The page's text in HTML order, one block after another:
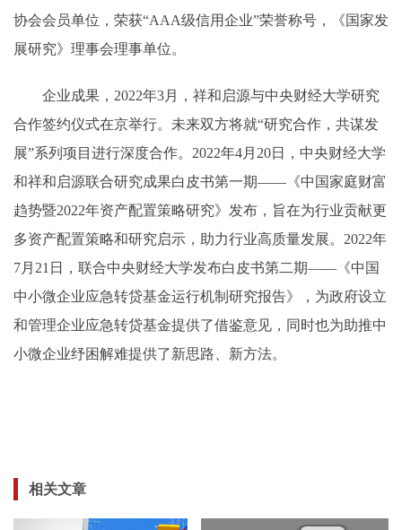
协会会员单位，荣获“AAA级信用企业”荣誉称号，《国家发
展研究》理事会理事单位。
企业成果，2022年3月，祥和启源与中央财经大学研究
合作签约仪式在京举行。未来双方将就“研究合作，共谋发
展”系列项目进行深度合作。2022年4月20日，中央财经大学
和祥和启源联合研究成果白皮书第一期——《中国家庭财富
趋势暨2022年资产配置策略研究》发布，旨在为行业贡献更
多资产配置策略和研究启示，助力行业高质量发展。2022年
7月21日，联合中央财经大学发布白皮书第二期——《中国
中小微企业应急转贷基金运行机制研究报告》，为政府设立
和管理企业应急转贷基金提供了借鉴意见，同时也为助推中
小微企业纾困解难提供了新思路、新方法。
相关文章